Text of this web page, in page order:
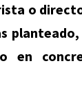
o
en